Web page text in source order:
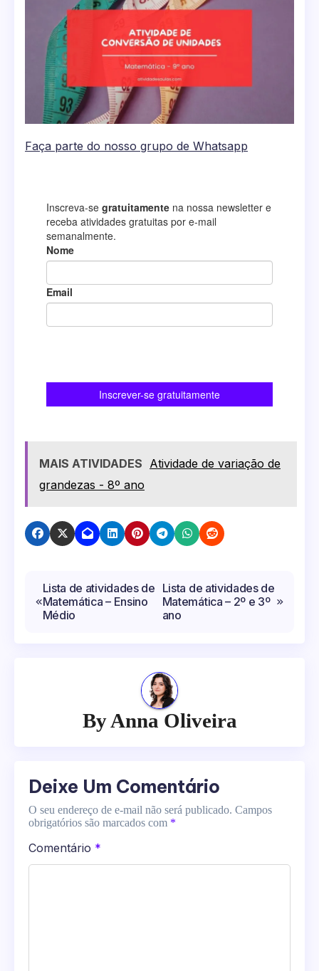
Faça parte do nosso grupo de Whatsapp
MAIS ATIVIDADES Atividade de variação de
grandezas - 8º ano
Navegação
de
Lista de atividades de
Matemática – Ensino
Médio
Lista de atividades de
Matemática – 2º e 3º
ano
ByAnna Oliveira
Deixe Um Comentário
O seu endereço de e-mail não será publicado. Campos
obrigatórios são marcados com *
Comentário *